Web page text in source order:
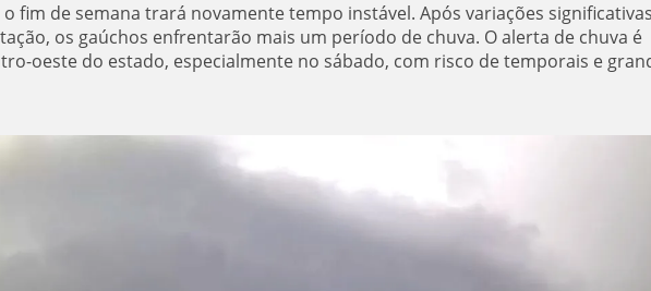
o fim de semana trará novamente tempo instável. Após variações
os gaúchos enfrentarão mais um período de chuva. O alerta de chuva é
oeste do estado, especialmente no sábado, com risco de temporais e